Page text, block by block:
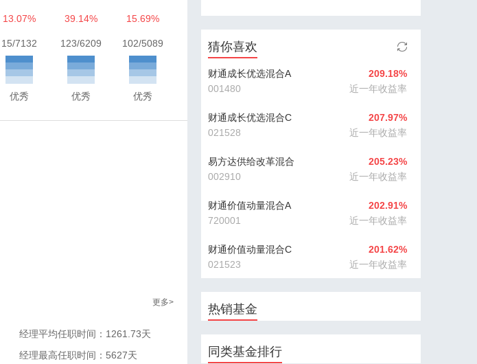
13.07% 39.14% 15.69%
15/7132 123/6209 102/5089
优秀 优秀 优秀
更多>
经理平均任职时间：1261.73天
经理最高任职时间：5627天
猜你喜欢
财通成长优选混合A
001480
209.18%
近一年收益率
财通成长优选混合C
021528
207.97%
近一年收益率
易方达供给改革混合
002910
205.23%
近一年收益率
财通价值动量混合A
720001
202.91%
近一年收益率
财通价值动量混合C
021523
201.62%
近一年收益率
热销基金
同类基金排行